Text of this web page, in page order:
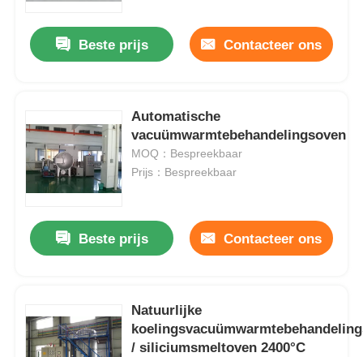
Beste prijs Contacteer ons
Automatische
vacuümwarmtebehandelingsoven
MOQ：Bespreekbaar
Prijs：Bespreekbaar
Beste prijs Contacteer ons
Natuurlijke
/ siliciumsmeltoven 2400°C